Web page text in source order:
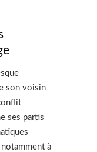
son voisin
ses partis
à